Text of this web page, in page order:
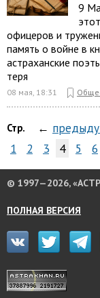
9
офицеров и
память о войне в
астраханские
теря
08 мая, 18:31
Стр. ←
1
2 3 4 5 6
© 1997—2026,
ПОЛНАЯ ВЕРСИЯ